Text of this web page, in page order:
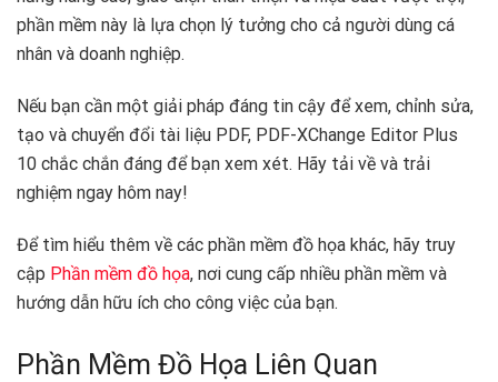
phần mềm này là lựa chọn lý tưởng cho cả người dùng cá
nhân và doanh nghiệp.
Nếu bạn cần một giải pháp đáng tin cậy để xem, chỉnh sửa,
tạo và chuyển đổi tài liệu PDF, PDF-XChange Editor Plus
10 chắc chắn đáng để bạn xem xét. Hãy tải về và trải
nghiệm ngay hôm nay!
Để tìm hiểu thêm về các phần mềm đồ họa khác, hãy truy
cập Phần mềm đồ họa, nơi cung cấp nhiều phần mềm và
hướng dẫn hữu ích cho công việc của bạn.
Phần Mềm Đồ Họa Liên Quan